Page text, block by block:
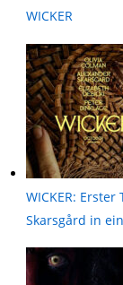
WICKER
WICKER:
Skarsgård in